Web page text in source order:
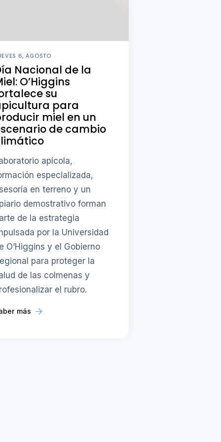
6, AGOSTO
Nacional de la
O’Higgins
su
para
miel en un
de cambio
apícola,
especializada,
en terreno y un
demostrativo forman
de la estrategia
por la Universidad
O’Higgins y el Gobierno
para proteger la
de las colmenas y
el rubro.
más